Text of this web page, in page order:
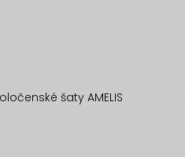
šaty AMELIS